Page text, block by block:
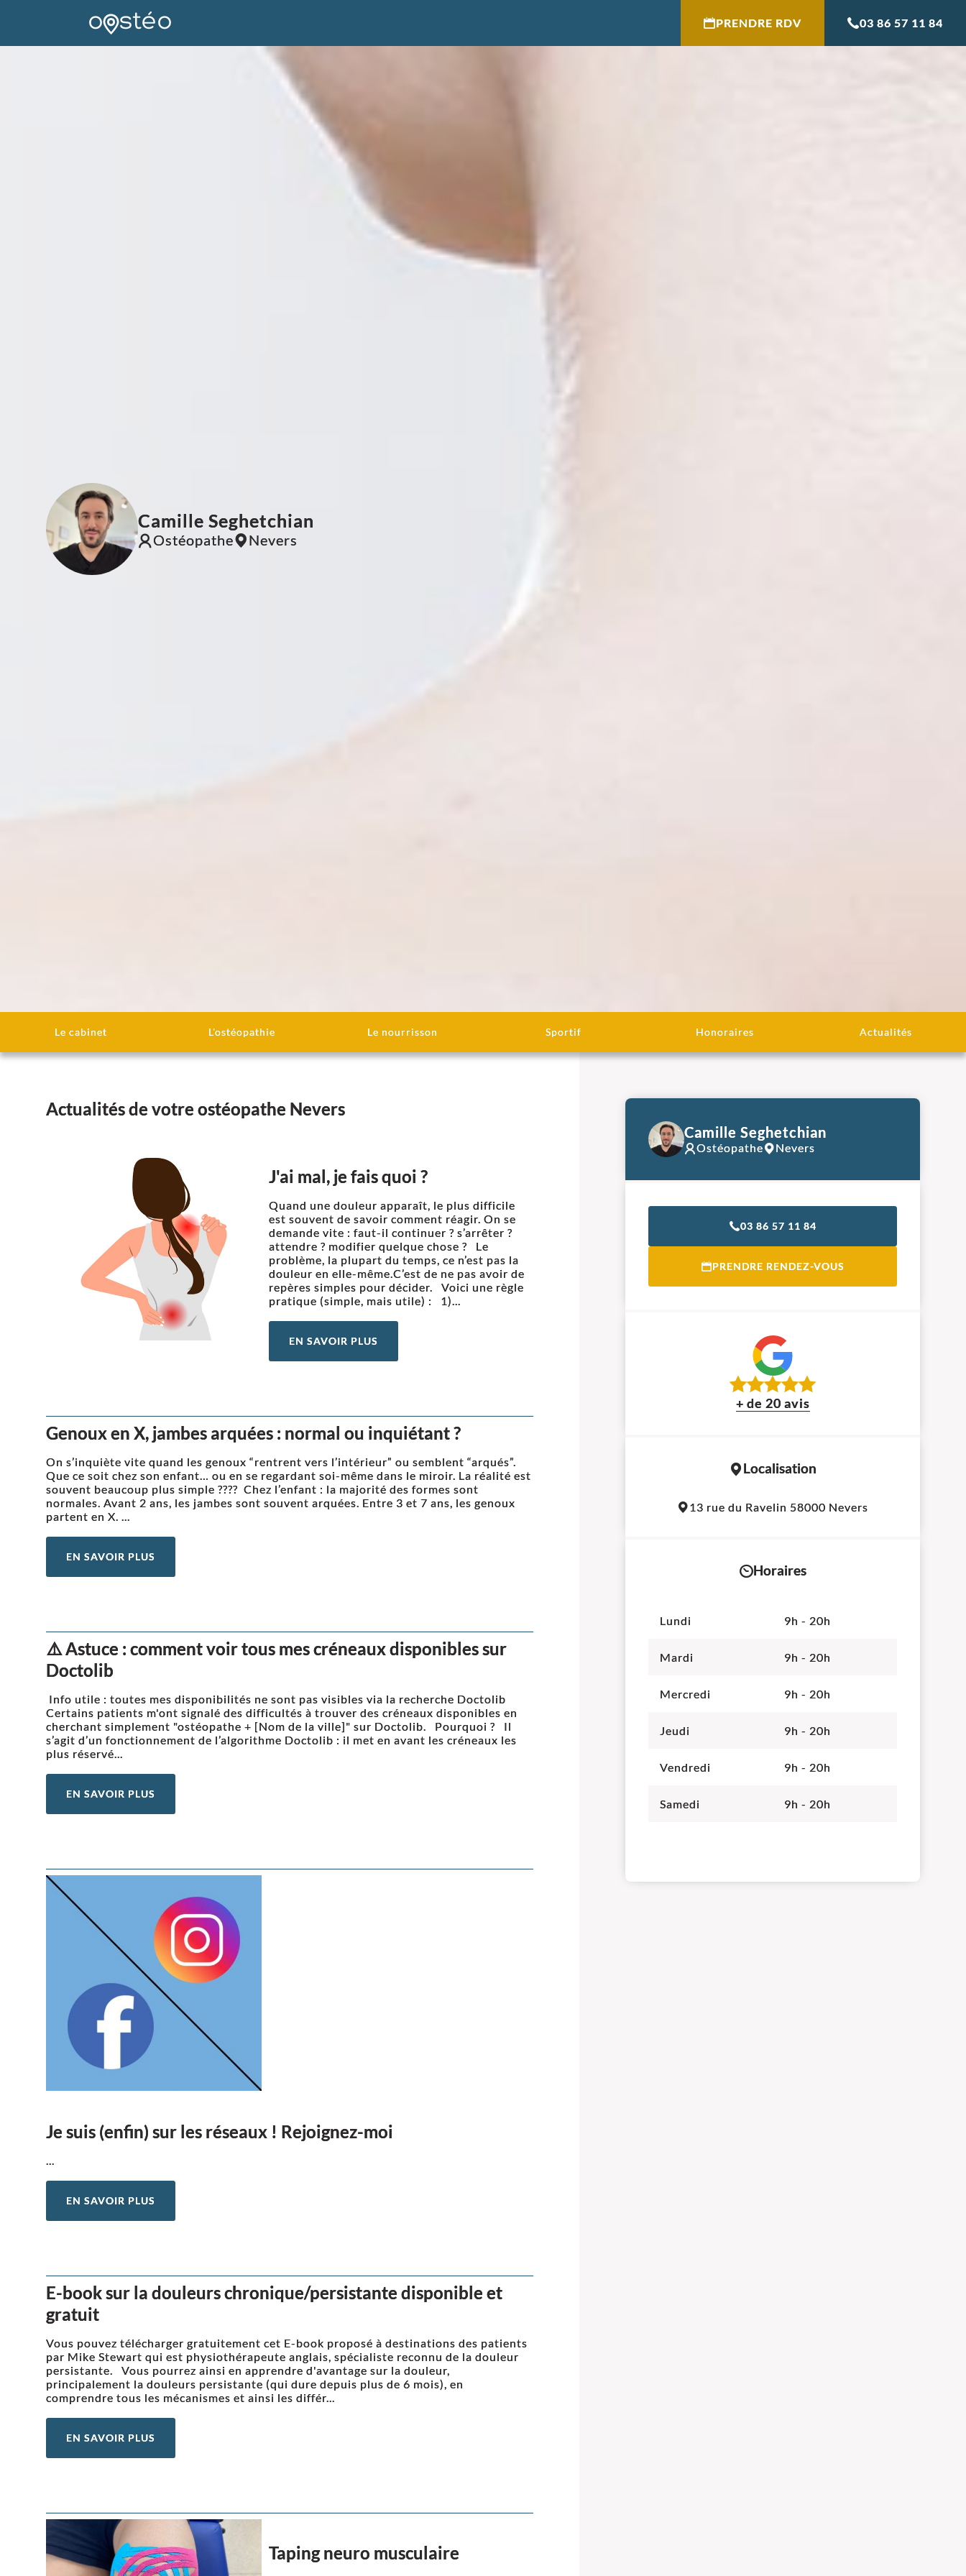
PRENDRE RDV 03 86 57 11 84
Camille Seghetchian
Ostéopathe Nevers
Le cabinet L'ostéopathie Le nourrisson Sportif Honoraires Actualités
Actualités de votre ostéopathe Nevers
J'ai mal, je fais quoi ?
Quand une douleur apparaît, le plus difficile
est souvent de savoir comment réagir. On se
demande vite : faut-il continuer ? s’arrêter ?
attendre ? modifier quelque chose ? Le
problème, la plupart du temps, ce n’est pas la
douleur en elle-même.C’est de ne pas avoir de
repères simples pour décider. Voici une règle
pratique (simple, mais utile) : 1)...
EN SAVOIR PLUS
Genoux en X, jambes arquées : normal ou inquiétant ?
On s’inquiète vite quand les genoux “rentrent vers l’intérieur” ou semblent “arqués”.
Que ce soit chez son enfant… ou en se regardant soi-même dans le miroir. La réalité est
souvent beaucoup plus simple ???? Chez l’enfant : la majorité des formes sont
normales. Avant 2 ans, les jambes sont souvent arquées. Entre 3 et 7 ans, les genoux
partent en X. ...
EN SAVOIR PLUS
⚠️ Astuce : comment voir tous mes créneaux disponibles sur
Doctolib
Info utile : toutes mes disponibilités ne sont pas visibles via la recherche Doctolib
Certains patients m'ont signalé des difficultés à trouver des créneaux disponibles en
cherchant simplement "ostéopathe + [Nom de la ville]" sur Doctolib. Pourquoi ? Il
s’agit d’un fonctionnement de l’algorithme Doctolib : il met en avant les créneaux les
plus réservé...
EN SAVOIR PLUS
Je suis (enfin) sur les réseaux ! Rejoignez-moi
...
EN SAVOIR PLUS
E-book sur la douleurs chronique/persistante disponible et
gratuit
Vous pouvez télécharger gratuitement cet E-book proposé à destinations des patients
par Mike Stewart qui est physiothérapeute anglais, spécialiste reconnu de la douleur
persistante. Vous pourrez ainsi en apprendre d'avantage sur la douleur,
principalement la douleurs persistante (qui dure depuis plus de 6 mois), en
comprendre tous les mécanismes et ainsi les différ...
EN SAVOIR PLUS
Taping neuro musculaire
Camille Seghetchian
Ostéopathe Nevers
03 86 57 11 84
PRENDRE RENDEZ-VOUS
+ de 20 avis
Localisation
13 rue du Ravelin 58000 Nevers
Horaires
Lundi 9h - 20h
Mardi 9h - 20h
Mercredi 9h - 20h
Jeudi 9h - 20h
Vendredi 9h - 20h
Samedi 9h - 20h